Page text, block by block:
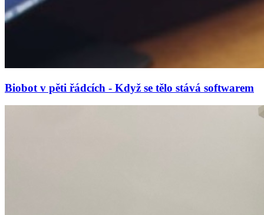
Biobot v pěti řádcích - Když se tělo stává softwarem